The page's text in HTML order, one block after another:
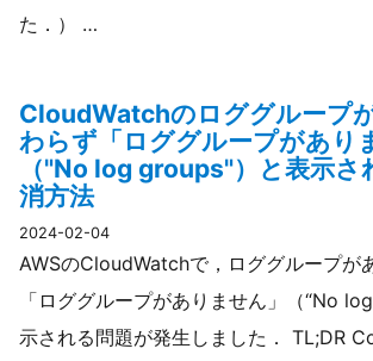
た．） …
CloudWatchのロググループ
わらず「ロググループがあり
（"No log groups"）と表示さ
消方法
2024-02-04
AWSのCloudWatchで，ロググループが
「ロググループがありません」（“No
示される問題が発生しました． TL;DR